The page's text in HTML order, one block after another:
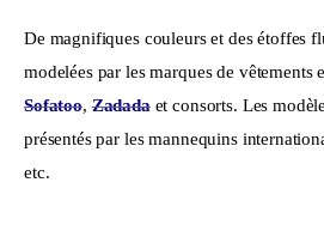
De magnifiques couleurs et des étoffes
modelées par les marques de vêtements
Sofatoo, Zadada et consorts. Les
présentés par les mannequins
etc.